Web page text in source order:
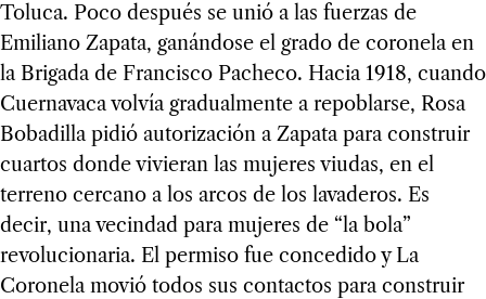
Toluca. Poco después se unió a las fuerzas de
Emiliano Zapata, ganándose el grado de coronela en
la Brigada de Francisco Pacheco. Hacia 1918, cuando
Cuernavaca volvía gradualmente a repoblarse, Rosa
Bobadilla pidió autorización a Zapata para construir
cuartos donde vivieran las mujeres viudas, en el
terreno cercano a los arcos de los lavaderos. Es
decir, una vecindad para mujeres de “la bola”
revolucionaria. El permiso fue concedido y La
Coronela movió todos sus contactos para construir